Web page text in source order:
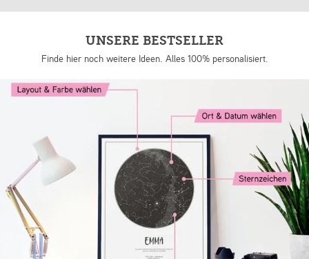
UNSERE BESTSELLER
Finde hier noch weitere Ideen. Alles 100% personalisiert.